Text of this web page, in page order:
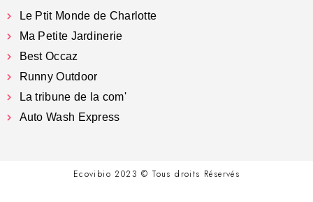
Le Ptit Monde de Charlotte
Ma Petite Jardinerie
Best Occaz
Runny Outdoor
La tribune de la com'
Auto Wash Express
Ecovibio 2023 © Tous droits Réservés